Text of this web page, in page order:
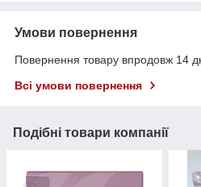
Умови повернення
Повернення товару впродовж 14
Всі умови повернення
Подібні товари компанії